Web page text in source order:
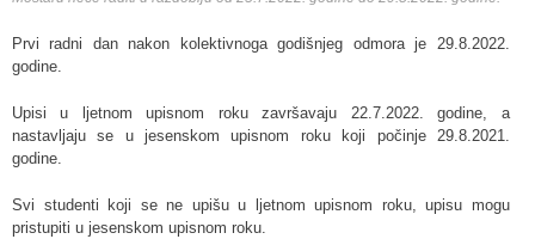
Prvi radni dan nakon kolektivnoga godišnjeg odmora je 29.8.2022.
godine.
Upisi u ljetnom upisnom roku završavaju 22.7.2022. godine, a
nastavljaju se u jesenskom upisnom roku koji počinje 29.8.2021.
godine.
Svi studenti koji se ne upišu u ljetnom upisnom roku, upisu mogu
pristupiti u jesenskom upisnom roku.